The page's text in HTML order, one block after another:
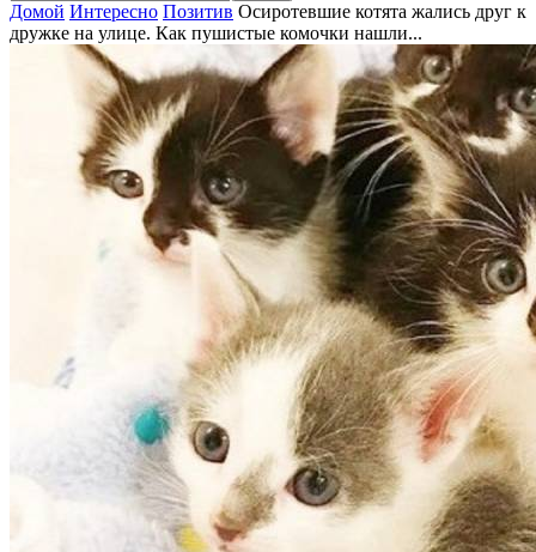
Домой Интересно Позитив Осиротевшие котята жались друг к
дружке на улице. Как пушистые комочки нашли...